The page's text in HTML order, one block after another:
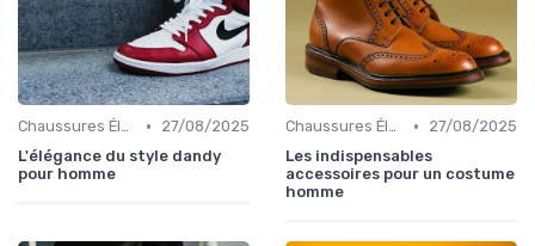
Chaussures Élégantes et de Cérémonie •
27/08/2025
L'élégance du style dandy
pour homme
Chaussures Élégantes et de Cérémonie •
27/08/2025
Les indispensables
accessoires pour un costume
homme